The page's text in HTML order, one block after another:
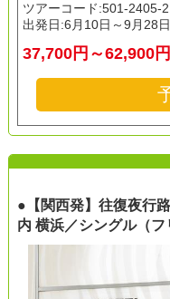
ツアーコード:501-2405-
出発日:6月10日～9月28日
37,700円～62,900円
●【関西発】往復夜行
内 横浜／シングル（フ